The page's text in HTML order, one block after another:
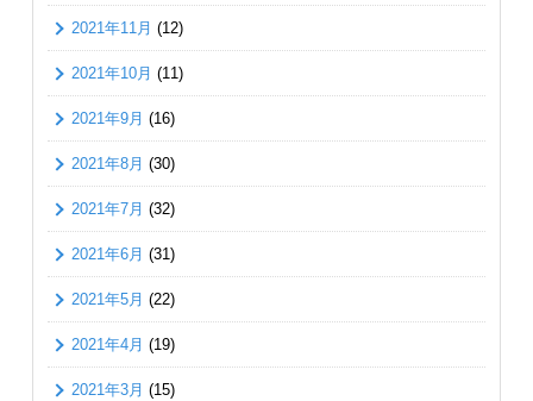
2021年11月 (12)
2021年10月 (11)
2021年9月 (16)
2021年8月 (30)
2021年7月 (32)
2021年6月 (31)
2021年5月 (22)
2021年4月 (19)
2021年3月 (15)